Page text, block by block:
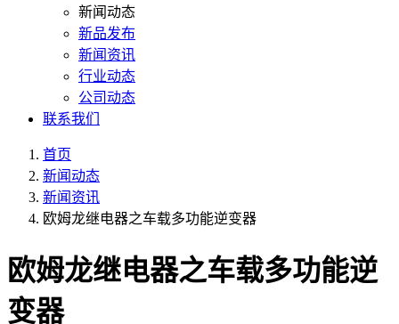
新闻动态
新品发布
新闻资讯
行业动态
公司动态
联系我们
首页
新闻动态
新闻资讯
欧姆龙继电器之车载多功能逆变器
欧姆龙继电器之车载多功能逆
变器